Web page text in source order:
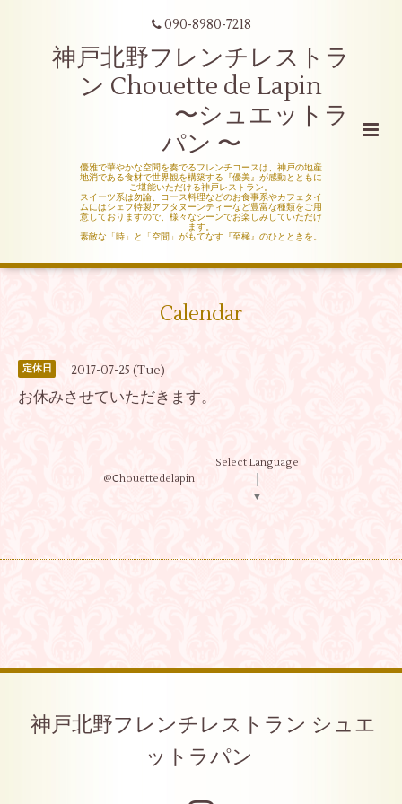
090-8980-7218
神戸北野フレンチレストラ
ン Chouette de Lapin
〜シュエットラ
パン 〜
優雅で華やかな空間を奏でるフレンチコースは、神戸の地産
地消である食材で世界観を構築する『優美』が感動とともに
ご堪能いただける神戸レストラン。
スイーツ系は勿論、コース料理などのお食事系やカフェタイ
ムにはシェフ特製アフタヌーンティーなど豊富な種類をご用
意しておりますので、様々なシーンでお楽しみしていただけ
ます。
素敵な「時」と「空間」がもてなす『至極』のひとときを。
Calendar
定休日 2017-07-25 (Tue)
お休みさせていただきます。
@Ⅽhouettedelapin
Select Language
▼
神戸北野フレンチレストラン シュエ
ットラパン